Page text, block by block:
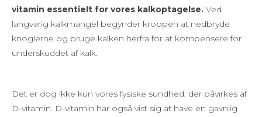
vitamin essentielt for vores kalkoptagelse. Ved
langvarig kalkmangel begynder kroppen at nedbryde
knoglerne og bruge kalken herfra for at kompensere for
underskuddet af kalk.
Det er dog ikke kun vores fysiske sundhed, der påvirkes af
D-vitamin. D-vitamin har også vist sig at have en gavnlig